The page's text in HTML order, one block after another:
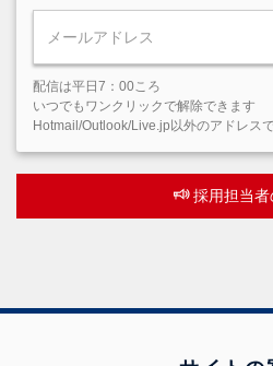
配信は平日7：00ころ
いつでもワンクリックで解除できます
Hotmail/Outlook/Live.jp以外のアドレス
採用担当者